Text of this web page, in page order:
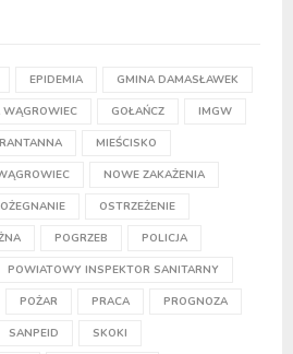
EPIDEMIA GMINA DAMASŁAWEK
WĄGROWIEC GOŁAŃCZ IMGW
MIEŚCISKO
NOWE ZAKAŻENIA
OSTRZEŻENIE
POGRZEB POLICJA
POWIATOWY INSPEKTOR SANITARNY
POŻAR PRACA PROGNOZA
SANPEID SKOKI